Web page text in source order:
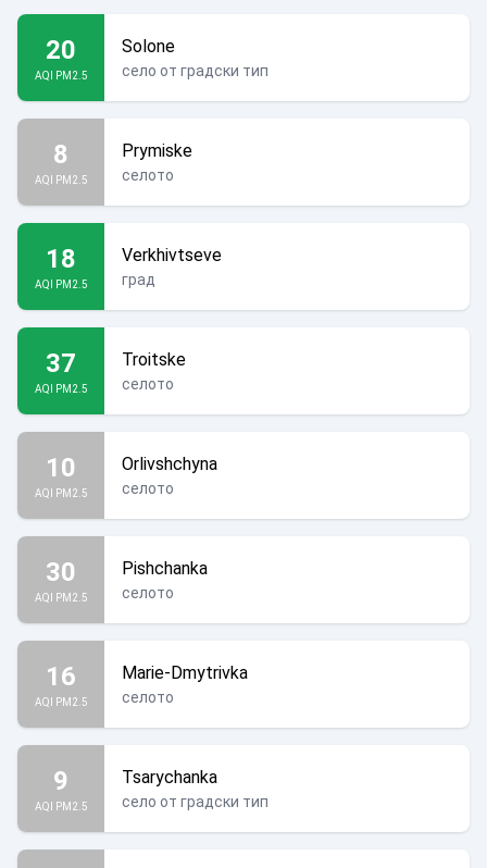
20
AQI PM2.5
Solone
село от градски тип
8
AQI PM2.5
Prymiske
селото
18
AQI PM2.5
Verkhivtseve
град
37
AQI PM2.5
Troitske
селото
10
AQI PM2.5
Orlivshchyna
селото
30
AQI PM2.5
Pishchanka
селото
16
AQI PM2.5
Marie-Dmytrivka
селото
9
AQI PM2.5
Tsarychanka
село от градски тип